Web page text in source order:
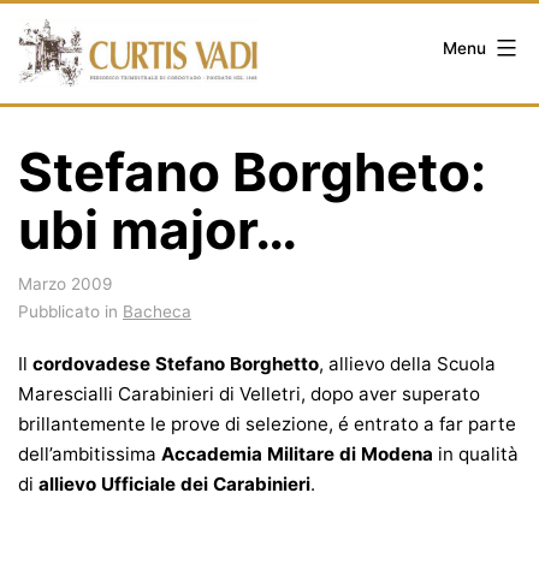
Salta
contenuto
Menu
Stefano Borgheto:
ubi major…
Marzo 2009
Pubblicato in Bacheca
Il cordovadese Stefano Borghetto, allievo della Scuola
Marescialli Carabinieri di Velletri, dopo aver superato
brillantemente le prove di selezione, é entrato a far parte
dell’ambitissima Accademia Militare di Modena in qualità
di allievo Ufficiale dei Carabinieri.